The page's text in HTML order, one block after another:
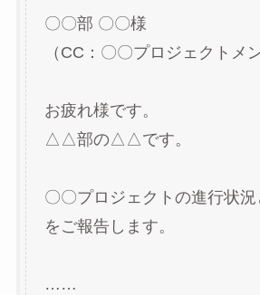
〇〇部 〇〇様
（CC：〇〇プロジェクトメ
お疲れ様です。
△△部の△△です。
〇〇プロジェクトの進行状
をご報告します。
……